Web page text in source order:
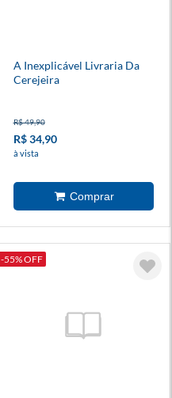
A Inexplicável Livraria Da
Cerejeira
R$ 49,90
R$ 34,90
à vista
-55% OFF